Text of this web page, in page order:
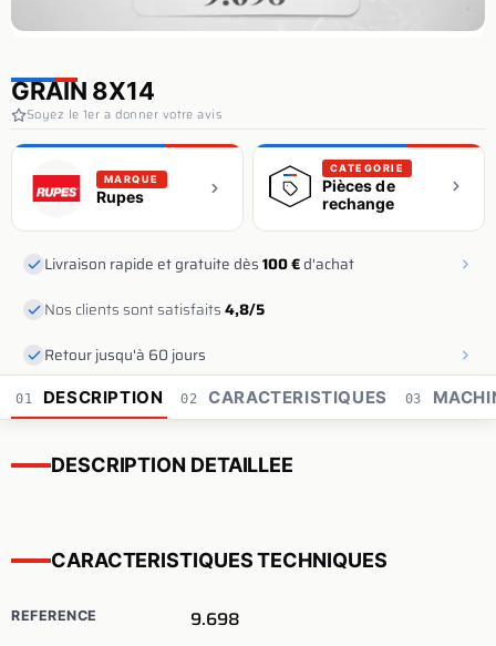
GRAIN 8X14
Soyez le 1er a donner votre avis
MARQUE
Rupes
CATEGORIE
Pièces de
rechange
Livraison rapide et gratuite dès100 €d'achat
Nos clients sont satisfaits4,8/5
Retour jusqu'à 60 jours
01 DESCRIPTION 02 CARACTERISTIQUES 03
DESCRIPTION DETAILLEE
CARACTERISTIQUES TECHNIQUES
REFERENCE 9.698